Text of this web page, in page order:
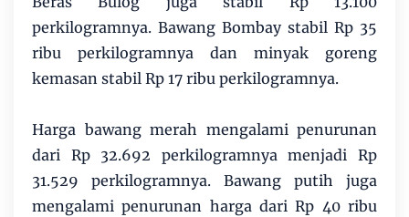
perkilogramnya. Bawang Bombay stabil Rp 35
ribu perkilogramnya dan minyak goreng
kemasan stabil Rp 17 ribu perkilogramnya.
Harga bawang merah mengalami penurunan
dari Rp 32.692 perkilogramnya menjadi Rp
31.529 perkilogramnya. Bawang putih juga
mengalami penurunan harga dari Rp 40 ribu